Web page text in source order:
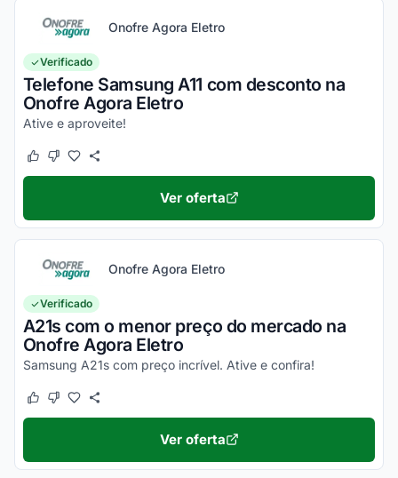
Onofre Agora Eletro
Verificado
Telefone Samsung A11 com desconto na
Onofre Agora Eletro
Ative e aproveite!
Este cupom funcionou
Este cupom não funcionou
Ver oferta
Onofre Agora Eletro
Verificado
A21s com o menor preço do mercado na
Onofre Agora Eletro
Samsung A21s com preço incrível. Ative e confira!
Este cupom funcionou
Este cupom não funcionou
Ver oferta